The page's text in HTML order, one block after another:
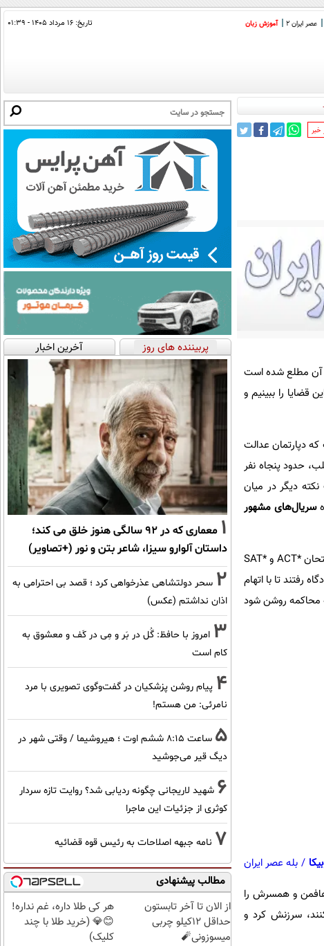
عصر ایران 2 آموزش زبان تاریخ: ۱۶ مرداد ۱۴۰۵ - ۰۱:۳۹
خبر
آن مطلع شده است
قضایا را ببینیم و
دپارتمان عدالت
حدود پنجاه نفر
اما یک نکته دیگر در میان
سریال‌های مشهور
داده‌اند تا نمرات فرزندانشان در دو امتحان *ACT و *SAT
رفتند تا با اتهام
محاکمه روشن شود
/ بله عصر ایران
هافمن و همسرش را
سرزنش کرد و
پربیننده های روز آخرین اخبار
1
معماری که در 92 سالگی هنوز خلق می کند؛
داستان آلوارو سیزا، شاعر بتن و نور (+تصاویر)
2 سحر دولتشاهی عذرخواهی کرد ؛ قصد بی احترامی به
اذان نداشتم (عکس)
3 امروز با حافظ: گُل در بَر و مِی در کَف و معشوق به
کام است
4 پیام روشن پزشکیان در گفت‌و‌گوی تصویری با مرد
نامرئی: من هستم!
5
ساعت ۸:۱۵ ششم اوت ؛ هیروشیما / وقتی شهر در
دیگ قیر می‌جوشید
6 شهید لاریجانی چگونه ردیابی شد؟ روایت تازه سردار
کوثری از جزئیات این ماجرا
7 نامه جبهه اصلاحات به رئیس قوه قضائیه
مطالب پیشنهادی
از الان تا آخر تابستون
حداقل 12کیلو چربی
میسوزونی🧨
هر کی طلا داره، غم نداره!
😊💎 (خرید طلا با چند
کلیک)